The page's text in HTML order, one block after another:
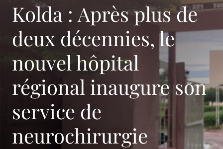
Kolda : Après plus de
deux décennies, le
nouvel hôpital
régional inaugure son
service de
neurochirurgie